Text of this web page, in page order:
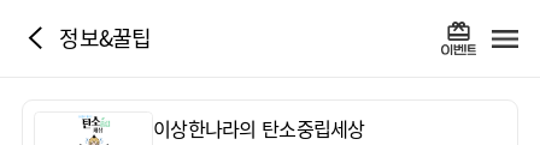
정보&꿀팁
이상한나라의 탄소중립세상